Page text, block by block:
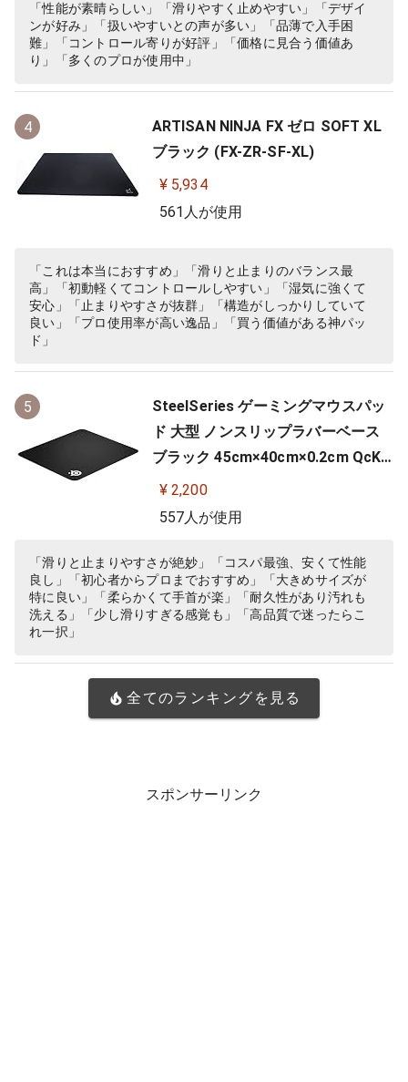
「性能が素晴らしい」「滑りやすく止めやすい」「デザイ
ンが好み」「扱いやすいとの声が多い」「品薄で入手困
難」「コントロール寄りが好評」「価格に見合う価値あ
り」「多くのプロが使用中」
4
ARTISAN NINJA FX ゼロ SOFT XL
ブラック (FX-ZR-SF-XL)
¥ 5,934
561人が使用
「これは本当におすすめ」「滑りと止まりのバランス最
高」「初動軽くてコントロールしやすい」「湿気に強くて
安心」「止まりやすさが抜群」「構造がしっかりしていて
良い」「プロ使用率が高い逸品」「買う価値がある神パッ
ド」
5
SteelSeries ゲーミングマウスパッ
ド 大型 ノンスリップラバーベース
ブラック 45cm×40cm×0.2cm QcK
+ 63003
¥ 2,200
557人が使用
「滑りと止まりやすさが絶妙」「コスパ最強、安くて性能
良し」「初心者からプロまでおすすめ」「大きめサイズが
特に良い」「柔らかくて手首が楽」「耐久性があり汚れも
洗える」「少し滑りすぎる感覚も」「高品質で迷ったらこ
れ一択」
全てのランキングを見る
スポンサーリンク